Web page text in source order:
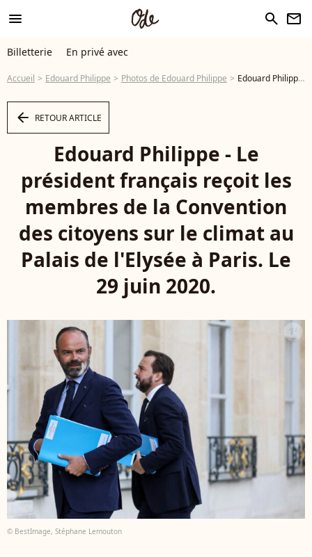
menu search newsletter
Billetterie En privé avec
Accueil Edouard Philippe Photos de Edouard Philippe Edouard Philippe - Le président français reçoit les membres de la Convention des citoyens sur le climat au Palais de l'Elysée à Paris. Le 29 juin 2020. © Stéphane Lemouton / Bestimage - Photo
arrow_left RETOUR ARTICLE
Edouard Philippe - Le
président français reçoit les
membres de la Convention
des citoyens sur le climat au
Palais de l'Elysée à Paris. Le
29 juin 2020.
© BestImage, Stéphane Lemouton